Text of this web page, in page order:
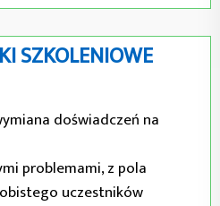
SZKOLENIOWE
doświadczeń na
problemami, z pola
uczestników